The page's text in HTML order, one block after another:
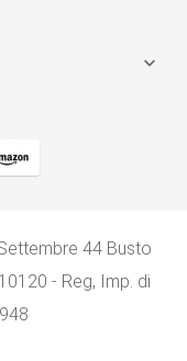

44 Busto
- Reg, Imp. di